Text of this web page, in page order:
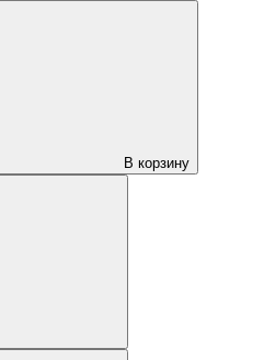
В корзину